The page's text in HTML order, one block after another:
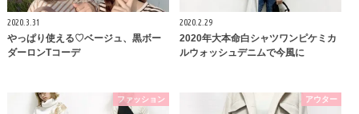
2020.3.31
やっぱり使える♡ベージュ、黒ボー
ダーロンTコーデ
2020.2.29
2020年大本命白シャツワンピケミカ
ルウォッシュデニムで今風に
ファッション アウター